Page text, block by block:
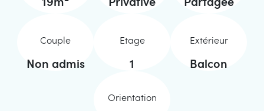
Couple
Non admis
Etage
1
Extérieur
Balcon
Orientation